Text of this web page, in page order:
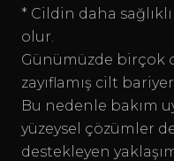
* Cildin daha
olur.
Günümüzde birçok
zayıflamış cilt
Bu nedenle bakım
yüzeysel çözümler
destekleyen